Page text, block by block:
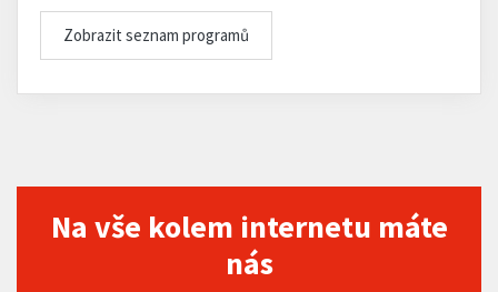
Zobrazit seznam programů
Na vše kolem internetu máte
nás